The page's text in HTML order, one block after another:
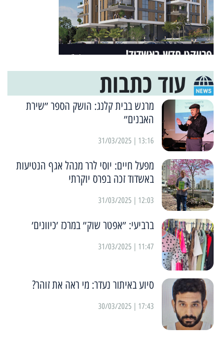
עוד כתבות
מרגש בבית קלנג: הושק הספר ״שירת
האבנים״
13:16 | 31/03/2025
מפעל חיים: יוסי לרר מנהל אגף הנטיעות
באשדוד זכה בפרס יוקרתי
12:03 | 31/03/2025
ברביעי: ״אפטר שוק״ במרכז ׳כיוונים׳
11:47 | 31/03/2025
סיוע באיתור נעדר: מי ראה את זוהר?
17:43 | 30/03/2025